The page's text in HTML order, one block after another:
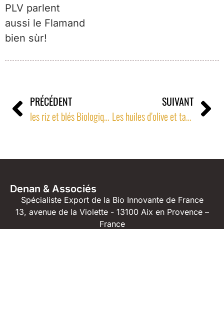
PLV parlent
aussi le Flamand
bien sùr!
PRÉCÉDENT
les riz et blés Biologiques de Camargue chez Colruyt à la marque Bio maison, BIO-TIME
SUIVANT
Les huiles d’olive et tapenades en Grande-Bretagne
Denan & Associés
Spécialiste Export de la Bio Innovante de France
13, avenue de la Violette - 13100 Aix en Provence –
France